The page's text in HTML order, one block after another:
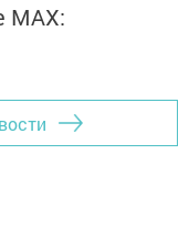
MАХ: